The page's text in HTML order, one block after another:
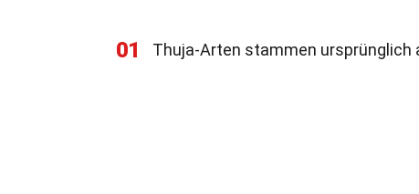
01 Thuja-Arten stammen ursprünglich